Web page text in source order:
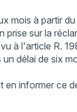
mois à partir du
prise sur la
à l'article R.
un délai de six
informer ce